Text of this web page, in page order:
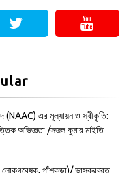
(NAAC) এর মূল্যায়ন ও স্বীকৃতি:
অভিজ্ঞতা /সজল কুমার মাইতি
লোকগবেষক, পাঁশকুড়া)/ ভাস্করব্রত